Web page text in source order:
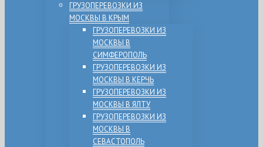
ГРУЗОПЕРЕВОЗКИ ИЗ
МОСКВЫ В КРЫМ
ГРУЗОПЕРЕВОЗКИ ИЗ
МОСКВЫ В
СИМФЕРОПОЛЬ
ГРУЗОПЕРЕВОЗКИ ИЗ
МОСКВЫ В КЕРЧЬ
ГРУЗОПЕРЕВОЗКИ ИЗ
МОСКВЫ В ЯЛТУ
ГРУЗОПЕРЕВОЗКИ ИЗ
МОСКВЫ В
СЕВАСТОПОЛЬ